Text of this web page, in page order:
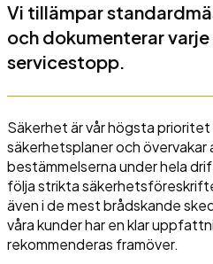
Vi tillämpar
och dokumenterar
servicestopp.
Säkerhet är vår högsta
säkerhetsplaner och
bestämmelserna under hela
följa strikta
även i de mest brådskande
våra kunder har en klar
rekommenderas framöver.